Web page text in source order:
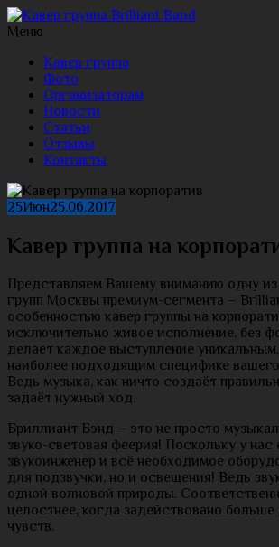
Меню
Кавер группа
Фото
Организаторам
Новости
Статьи
Отзывы
Контакты
25Июн25.06.2017
Кавер группа на
Представляем Вашему вниманию одну
групп Москвы премиум-сегмента –
особенностью кавер группы на
исключительно живое исполнение, без
делает каждое выступление
наиболее подходящим специфике
Ведь музыка, как ничто создаёт
задаёт нужный ход.
Бриллиант Бэнд – это не просто
звуко-световая феерия! Поскольку у нас
звукоинженер и всё необходимое
для подзвучки, но и освещения! Ведь
одной волновой природы.
целостнее, когда задействовано
чувств.